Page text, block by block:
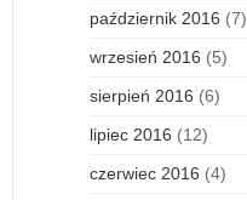
październik 2016 (7)
wrzesień 2016 (5)
sierpień 2016 (6)
lipiec 2016 (12)
czerwiec 2016 (4)